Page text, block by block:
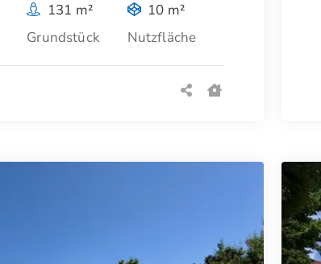
131 m²
Grundstück
10 m²
Nutzfläche